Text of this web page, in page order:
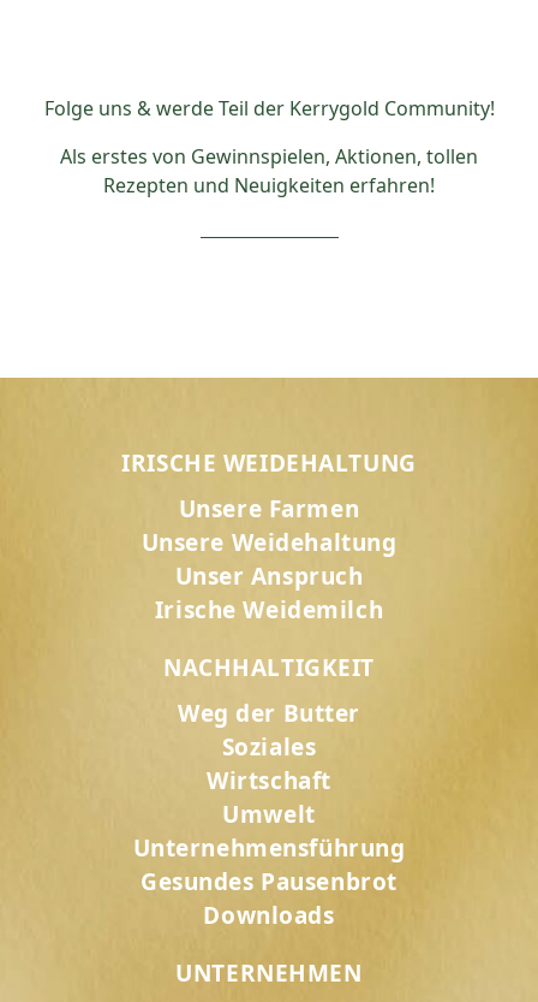
Folge uns & werde Teil der Kerrygold Community!
Als erstes von Gewinnspielen, Aktionen, tollen
Rezepten und Neuigkeiten erfahren!
IRISCHE WEIDEHALTUNG
Unsere Farmen
Unsere Weidehaltung
Unser Anspruch
Irische Weidemilch
NACHHALTIGKEIT
Weg der Butter
Soziales
Wirtschaft
Umwelt
Unternehmensführung
Gesundes Pausenbrot
Downloads
UNTERNEHMEN